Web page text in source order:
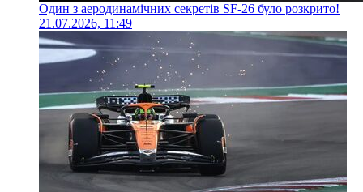
Один з аеродинамічних секретів SF-26 було розкрито!
21.07.2026, 11:49